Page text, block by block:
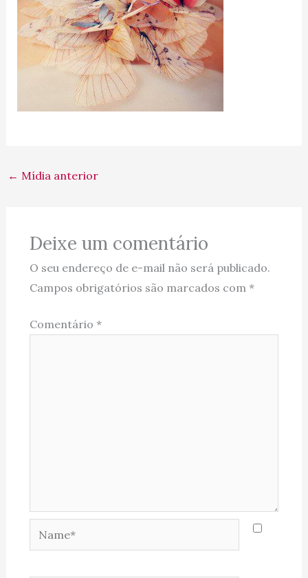
← Mídia anterior
Deixe um comentário
O seu endereço de e-mail não será publicado.
Campos obrigatórios são marcados com *
Comentário *
Name*